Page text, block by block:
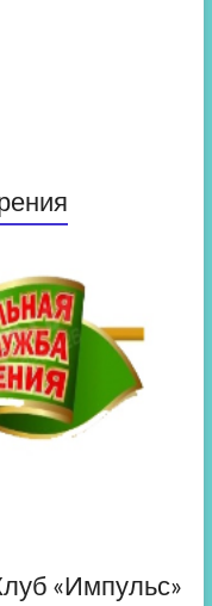
«Импульс»